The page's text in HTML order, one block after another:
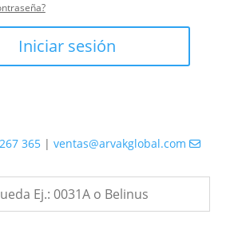
Iniciar sesión
365| ventas@arvakglobal.com